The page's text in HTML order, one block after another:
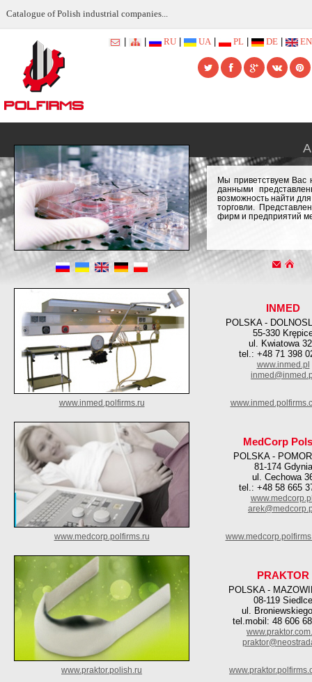
Catalogue of Polish industrial companies...
RU UA PL DE EN
Мы приветствуем Вас
данными
возможность найти
торговли.
фирм и предприятий
INMED
POLSKA -
55-330
ul. Kwiatowa
tel.: +48 71 398
www.inmed.pl
www.inmed.polfirms.ru
MedCorp
POLSKA -
81-174 Gdynia
ul. Cechowa
tel.: +48 58 665
www.medcorp.polfirms.ru
PRAKTOR
POLSKA -
08-119 Siedlce
ul.
tel.mobil: 48 606
www.praktor.polish.ru